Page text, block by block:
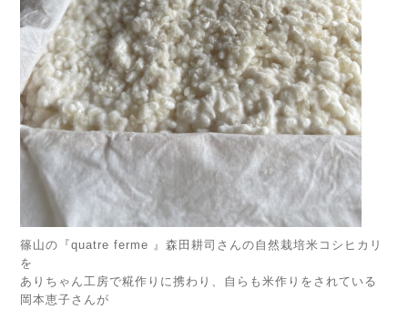
篠山の『quatre ferme 』森田耕司さんの自然栽培米コシヒカリ
を
ありちゃん工房で糀作りに携わり、自らも米作りをされている
岡本恵子さんが